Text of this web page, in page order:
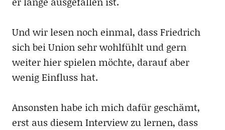
Und wir lesen noch einmal, dass Friedrich
sich bei Union sehr wohlfühlt und gern
weiter hier spielen möchte, darauf aber
wenig Einfluss hat.
Ansonsten habe ich mich dafür geschämt,
erst aus diesem Interview zu lernen, dass